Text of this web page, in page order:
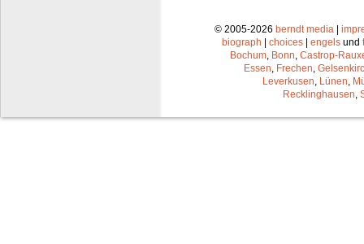
© 2005-2026 berndt media |
biograph | choices | engels und
Bochum Bonn Castrop-
Essen Frechen
Leverkusen Lünen
Recklinghausen